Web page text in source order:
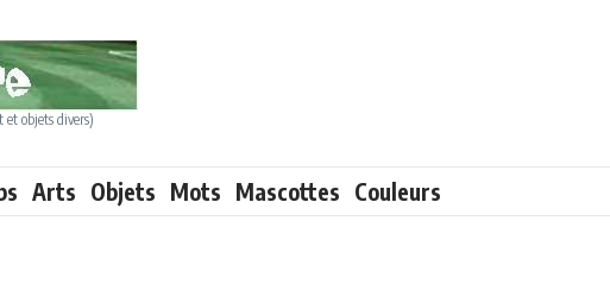
et objets divers)
Arts Objets Mots Mascottes Couleurs